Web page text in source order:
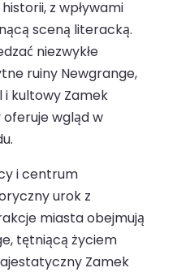
z wpływami
sceną literacką.
niezwykłe
ruiny Newgrange,
i kultowy Zamek
wgląd w
i centrum
urok z
miasta obejmują
tętniącą życiem
Zamek